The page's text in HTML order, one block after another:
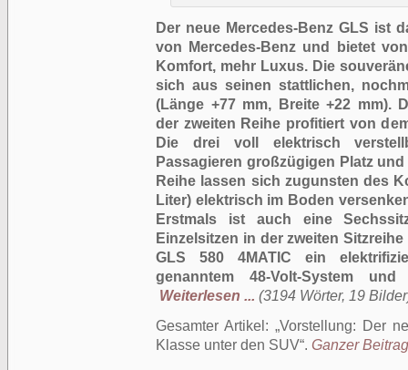
Der neue Mercedes-Benz GLS ist
von Mercedes-Benz und bietet
Komfort, mehr Luxus. Die
sich aus seinen stattlichen,
(Länge +77 mm, Breite +22 mm).
der zweiten Reihe profitiert von
Die drei voll elektrisch
Passagieren großzügigen Platz
Reihe lassen sich zugunsten des
Liter) elektrisch im Boden
Erstmals ist auch eine
Einzelsitzen in der zweiten
GLS 580 4MATIC ein
genanntem 48-Volt-System und
Weiterlesen ... (3194 Wörter, 19
Gesamter Artikel:
Vorstellung: Der
Klasse unter den SUV . Ganzer